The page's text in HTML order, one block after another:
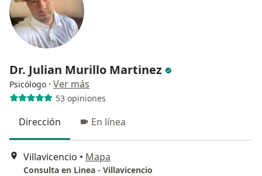
Dr. Julian Murillo Martinez
Psicólogo · Ver más
53 opiniones
Dirección En línea
Villavicencio • Mapa
Consulta en Linea - Villavicencio